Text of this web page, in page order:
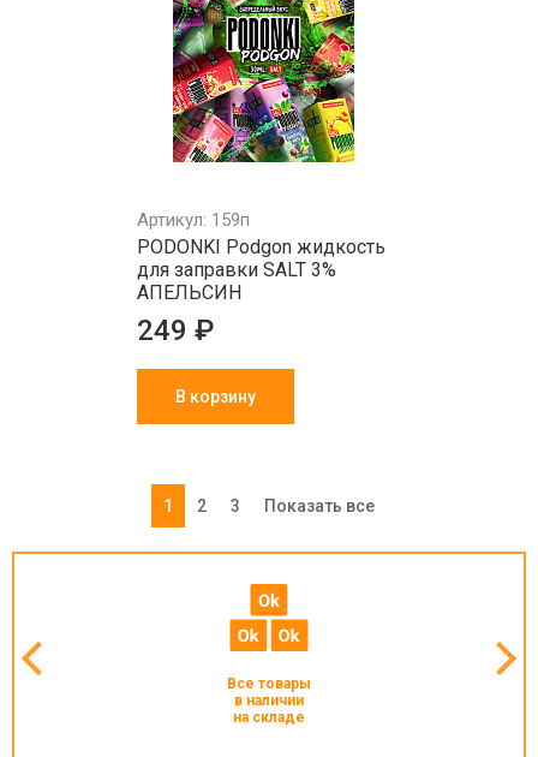
Артикул: 159п
PODONKI Podgon жидкость
для заправки SALT 3%
АПЕЛЬСИН
249 ₽
В корзину
1 2 3 Показать все
Все товары
в наличии
на складе